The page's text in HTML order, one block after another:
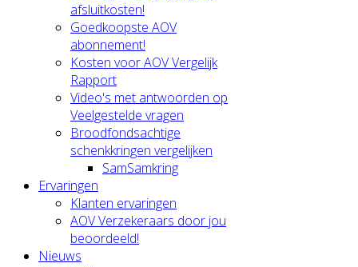
afsluitkosten!
Goedkoopste AOV
abonnement!
Kosten voor AOV Vergelijk
Rapport
Video's met antwoorden op
Veelgestelde vragen
Broodfondsachtige
schenkkringen vergelijken
SamSamkring
Ervaringen
Klanten ervaringen
AOV Verzekeraars door jou
beoordeeld!
Nieuws